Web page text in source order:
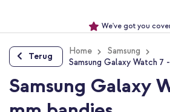
We've got you
Terug
Home
Samsung
Samsung Galaxy Watch 7
Samsung Galaxy